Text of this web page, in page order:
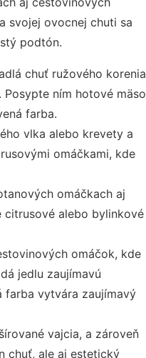
svojej ovocnej chuti sa
podtón.
chuť ružového korenia
Posypte ním hotové mäso
farba.
vlka alebo krevety a
omáčkami, kde
omáčkach aj
citrusové alebo bylinkové
omáčok, kde
jedlu zaujímavú
farba vytvára zaujímavý
vajcia, a zároveň
chuť, ale aj estetický